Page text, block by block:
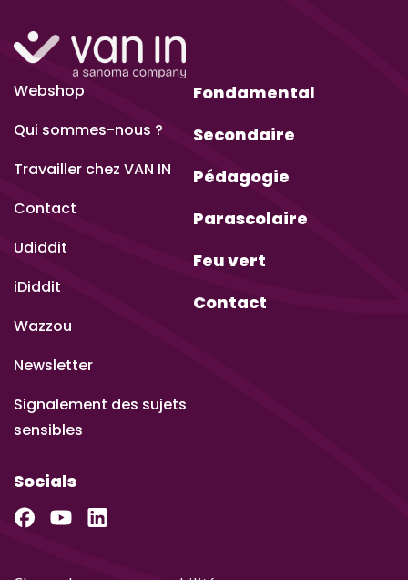
Webshop
Qui sommes-nous ?
Travailler chez VAN IN
Contact
Udiddit
iDiddit
Wazzou
Newsletter
Signalement des sujets
sensibles
Fondamental
Secondaire
Pédagogie
Parascolaire
Feu vert
Contact
Socials